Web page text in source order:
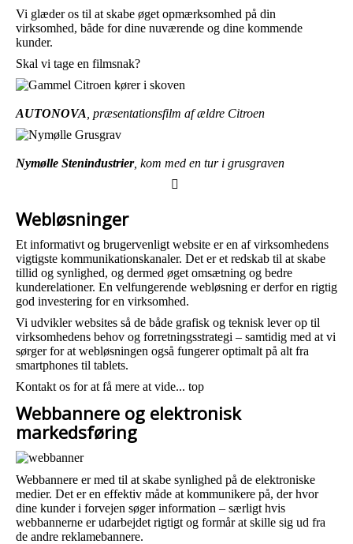
Vi glæder os til at skabe øget opmærksomhed på din
virksomhed, både for dine nuværende og dine kommende
kunder.
Skal vi tage en filmsnak?
AUTONOVA , præsentationsfilm af ældre Citroen
Nymølle Stenindustrier, kom med en tur i grusgraven
Webløsninger
Et informativt og brugervenligt website er en af virksomhedens
vigtigste kommunikationskanaler. Det er et redskab til at skabe
tillid og synlighed, og dermed øget omsætning og bedre
kunderelationer. En velfungerende webløsning er derfor en rigtig
god investering for en virksomhed.
Vi udvikler websites så de både grafisk og teknisk lever op til
virksomhedens behov og forretningsstrategi – samtidig med at vi
sørger for at webløsningen også fungerer optimalt på alt fra
smartphones til tablets.
Kontakt os for at få mere at vide... top
Webbannere og elektronisk
markedsføring
Webbannere er med til at skabe synlighed på de elektroniske
medier. Det er en effektiv måde at kommunikere på, der hvor
dine kunder i forvejen søger information – særligt hvis
webbannerne er udarbejdet rigtigt og formår at skille sig ud fra
de andre reklamebannere.